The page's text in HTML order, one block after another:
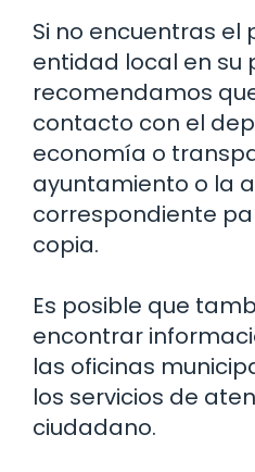
Si no encuentras el
entidad local en su
recomendamos
contacto con el
economía o
ayuntamiento o la
correspondiente
copia.
Es posible que
encontrar
las oficinas
los servicios de
ciudadano.